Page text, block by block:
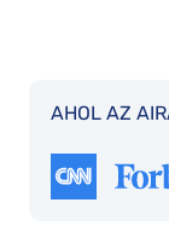
AHOL AZ